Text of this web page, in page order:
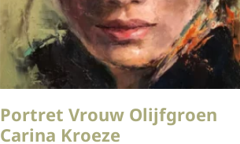
Portret Vrouw Olijfgroen
Carina Kroeze